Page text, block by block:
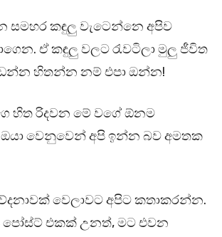
සමහර කඳුලු වැටෙන්නෙ අපිව
ඒ කඳුලු වලට රැවටිලා මුලු ජීවිත
හිතන්න නම් එපා ඔන්න!
හිත රිදවන මේ වගේ ඕනම
ඔයා වෙනුවෙන් අපි ඉන්න බව අමතක
වෙලාවට අපිට කතාකරන්න.
එකක් උනත්, මට එවන